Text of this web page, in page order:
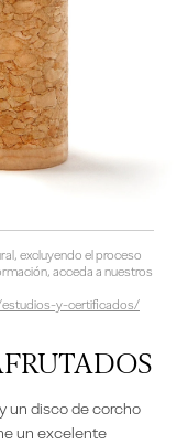
excluyendo el proceso
acceda a nuestros
y-certificados/
un disco de corcho
un excelente